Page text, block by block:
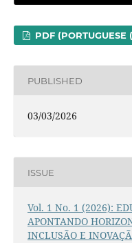
PDF (PORTUGUESE
PUBLISHED
03/03/2026
ISSUE
Vol. 1 No. 1 (2026):
APONTANDO
INCLUSÃO E